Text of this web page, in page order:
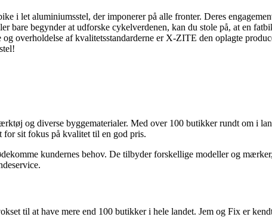
i let aluminiumsstel, der imponerer på alle fronter. Deres
bare begynder at udforske cykelverdenen, kan du stole på, at en
overholdelse af kvalitetsstandarderne er X-ZITE den oplagte
og diverse byggematerialer. Med over 100 butikker rundt om i
sit fokus på kvalitet til en god pris.
kundernes behov. De tilbyder forskellige modeller og
til at have mere end 100 butikker i hele landet. Jem og Fix er